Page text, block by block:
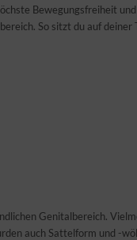
Bewegungsfreiheit
So sitzt du auf
Genitalbereich.
auch Sattelform und